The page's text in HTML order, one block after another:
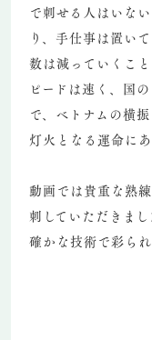
で刺せる人はいな
り、手仕事は置い
数は減っていくこ
ピードは速く、国
で、ベトナムの横
灯火となる運命にあ
動画では貴重な熟
刺していただきまし
確かな技術で彩ら